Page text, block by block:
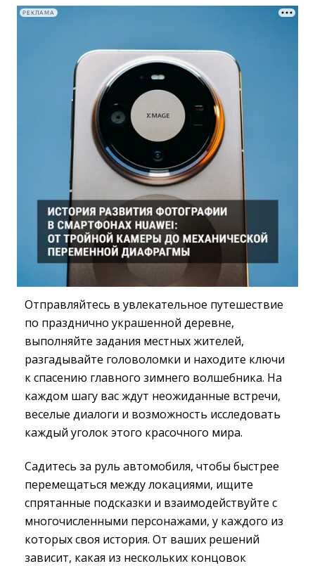
РЕКЛАМА
Отправляйтесь в увлекательное путешествие
по празднично украшенной деревне,
выполняйте задания местных жителей,
разгадывайте головоломки и находите ключи
к спасению главного зимнего волшебника. На
каждом шагу вас ждут неожиданные встречи,
веселые диалоги и возможность исследовать
каждый уголок этого красочного мира.
Садитесь за руль автомобиля, чтобы быстрее
перемещаться между локациями, ищите
спрятанные подсказки и взаимодействуйте с
многочисленными персонажами, у каждого из
которых своя история. От ваших решений
зависит, какая из нескольких концовок